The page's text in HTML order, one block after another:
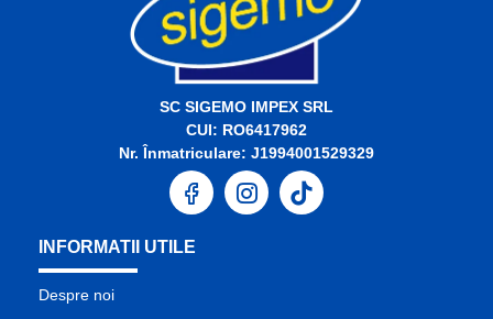
SC SIGEMO IMPEX SRL
CUI: RO6417962
Nr. Înmatriculare: J1994001529329
INFORMATII UTILE
Despre noi